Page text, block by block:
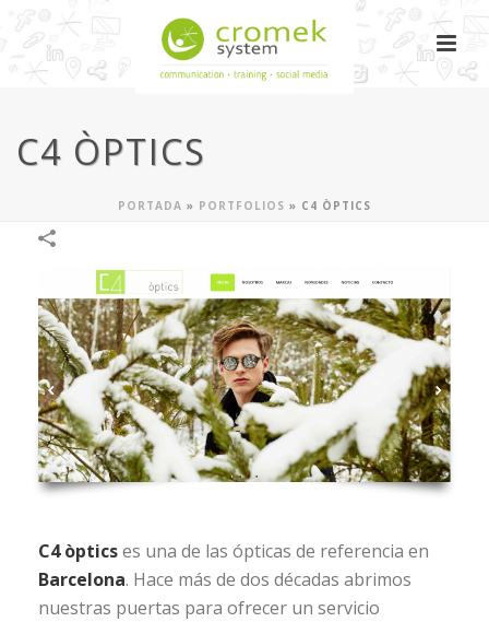
C4 ÒPTICS
PORTADA » PORTFOLIOS » C4 ÒPTICS
C4 òpticses una de las ópticas de referencia en
Barcelona. Hace más de dos décadas abrimos
nuestras puertas para ofrecer un servicio